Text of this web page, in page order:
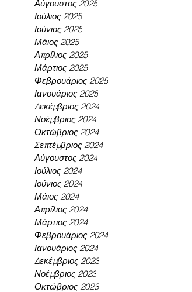
Αύγουστος 2025
Ιούλιος 2025
Ιούνιος 2025
Μάιος 2025
Απρίλιος 2025
Μάρτιος 2025
Φεβρουάριος 2025
Ιανουάριος 2025
Δεκέμβριος 2024
Νοέμβριος 2024
Οκτώβριος 2024
Σεπτέμβριος 2024
Αύγουστος 2024
Ιούλιος 2024
Ιούνιος 2024
Μάιος 2024
Απρίλιος 2024
Μάρτιος 2024
Φεβρουάριος 2024
Ιανουάριος 2024
Δεκέμβριος 2023
Νοέμβριος 2023
Οκτώβριος 2023